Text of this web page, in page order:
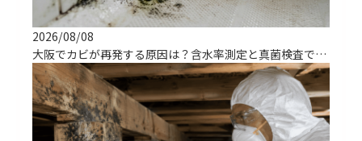
2026/08/08
大阪でカビが再発する原因は？含水率測定と真菌検査で根治する